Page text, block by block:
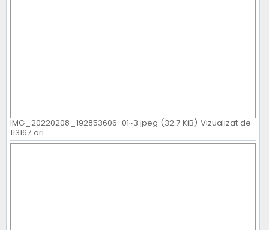
IMG_20220208_192853606-01~3.jpeg (32.7 KiB) Vizualizat de
113167 ori